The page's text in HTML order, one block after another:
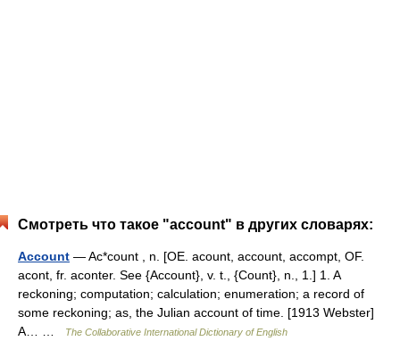
Смотреть что такое "account" в других словарях:
Account — Ac*count , n. [OE. acount, account, accompt, OF.
acont, fr. aconter. See {Account}, v. t., {Count}, n., 1.] 1. A
reckoning; computation; calculation; enumeration; a record of
some reckoning; as, the Julian account of time. [1913 Webster]
A… …
The Collaborative International Dictionary of English